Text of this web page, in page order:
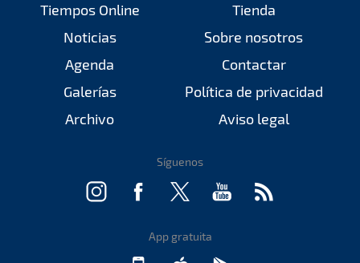
Tiempos Online
Noticias
Agenda
Galerías
Archivo
Tienda
Sobre nosotros
Contactar
Política de privacidad
Aviso legal
Síguenos
App gratuita